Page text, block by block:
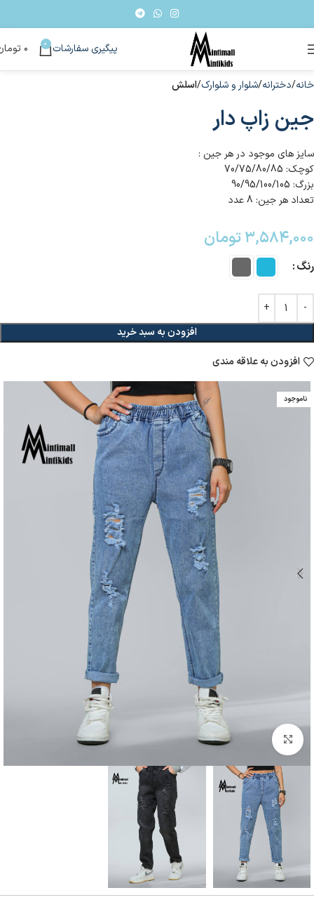
پیگیری سفارشات 0 ۰
خانه دخترانه شلوار و شلوارک اسلش
جین زاپ دار
سایز های موجود در هر جین :
کوچک: 70/75/80/85
بزرگ: 90/95/100/105
تعداد هر جین: 8 عدد
۳,۵۸۴,۰۰۰تومان
رنگ
افزودن به سبد خرید
افزودن به علاقه مندی
ناموجود
بزرگنمایی تصویر